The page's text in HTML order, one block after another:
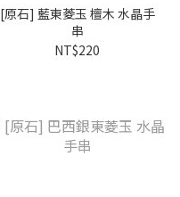
[原石] 藍東菱玉 檀木 水晶手
串
NT$220